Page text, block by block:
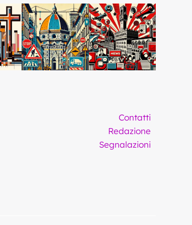
Contatti
Redazione
Segnalazioni